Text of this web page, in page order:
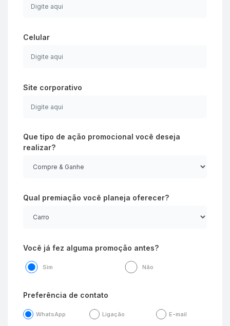
Celular
Site corporativo
Que tipo de ação promocional você deseja
realizar?
Qual premiação você planeja oferecer?
Você já fez alguma promoção antes?
Sim Não
Preferência de contato
WhatsApp Ligação E-mail